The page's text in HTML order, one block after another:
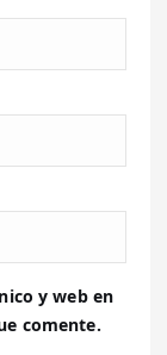
y web en
comente.